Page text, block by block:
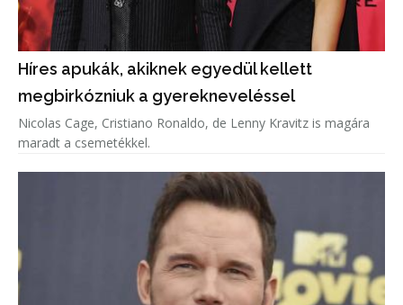
Híres apukák, akiknek egyedül kellett
megbirkózniuk a gyerekneveléssel
Nicolas Cage, Cristiano Ronaldo, de Lenny Kravitz is magára
maradt a csemetékkel.